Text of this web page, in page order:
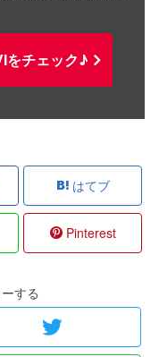
をチェック♪
はてブ
Pinterest
する